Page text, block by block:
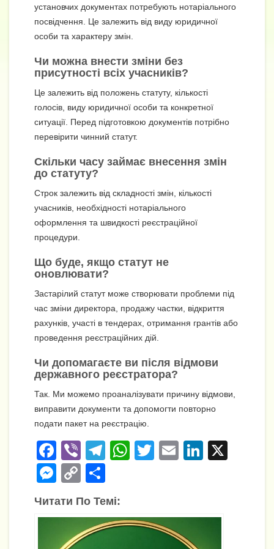
установчих документах потребують нотаріального
посвідчення. Це залежить від виду юридичної
особи та характеру змін.
Чи можна внести зміни без
присутності всіх учасників?
Це залежить від положень статуту, кількості
голосів, виду юридичної особи та конкретної
ситуації. Перед підготовкою документів потрібно
перевірити чинний статут.
Скільки часу займає внесення змін
до статуту?
Строк залежить від складності змін, кількості
учасників, необхідності нотаріального
оформлення та швидкості реєстраційної
процедури.
Що буде, якщо статут не
оновлювати?
Застарілий статут може створювати проблеми під
час зміни директора, продажу частки, відкриття
рахунків, участі в тендерах, отримання грантів або
проведення реєстраційних дій.
Чи допомагаєте ви після відмови
державного реєстратора?
Так. Ми можемо проаналізувати причину відмови,
виправити документи та допомогти повторно
подати пакет на реєстрацію.
F
a
c
e
Vi
b
er
T
gr
a
W
A
T
E
Li
M
ss
e
C
o
p
y
о
ді
л
Читати По Темі: